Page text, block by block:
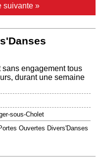
suivante »
engagement tous
durant une semaine
sous-Cholet
Ouvertes Divers'Danses